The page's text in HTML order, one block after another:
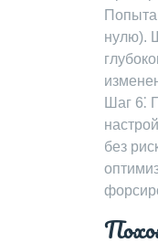
нулю).
Шаг 6⁚
без